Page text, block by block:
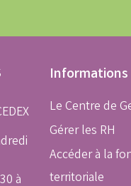
à
Informations
Le Centre de
Gérer les RH
Accéder à la
territoriale